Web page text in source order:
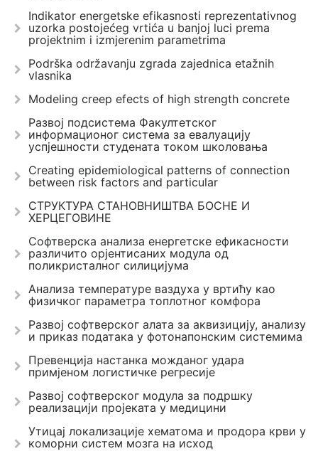
Indikator energetske efikasnosti reprezentativnog
uzorka postojećeg vrtića u banjoj luci prema
projektnim i izmjerenim parametrima
Podrška održavanju zgrada zajednica etažnih
vlasnika
Modeling creep efects of high strength concrete
Развој подсистема Факултетског
информационог система за евалуацију
успјешности студената током школовања
Creating epidemiological patterns of connection
between risk factors and particular
СТРУКТУРА СТАНОВНИШТВА БОСНЕ И
ХЕРЦЕГОВИНЕ
Софтверска анализа енергетске ефикасности
различито орјентисаних модула од
поликристалног силицијума
Анализа температуре ваздуха у вртићу као
физичког параметра топлотног комфора
Развој софтверског алата за аквизицију, анализу
и приказ података у фотонапонским системима
Превенција настанка можданог удара
примјеном логистичке регресије
Развој софтверског модула за подршку
реализацији пројеката у медицини
Утицај локализације хематома и продора крви у
коморни систем мозга на исход